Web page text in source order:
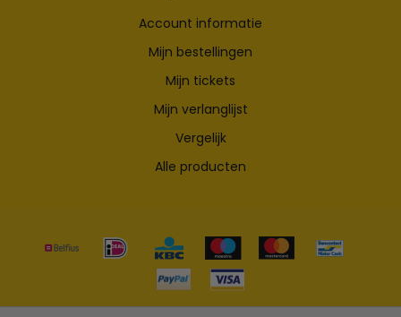
Account informatie
Mijn bestellingen
Mijn tickets
Mijn verlanglijst
Vergelijk
Alle producten